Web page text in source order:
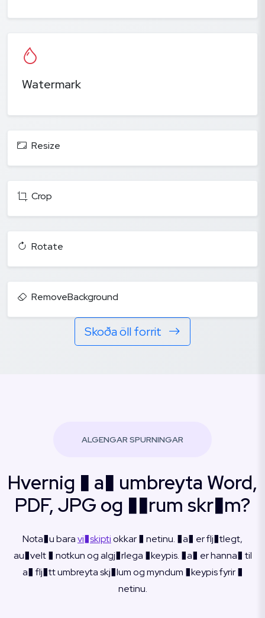
Watermark
Resize
Crop
Rotate
RemoveBackground
Skoða öll forrit
ALGENGAR SPURNINGAR
Hvernig � a� umbreyta Word,
PDF, JPG og ��rum skr�m?
Nota�u baravi�skiptiokkar � netinu. �a� er flj�tlegt,
au�velt � notkun og algj�rlega �keypis. �a� er hanna� til
a� flj�tt umbreyta skj�lum og myndum �keypis fyrir �
netinu.